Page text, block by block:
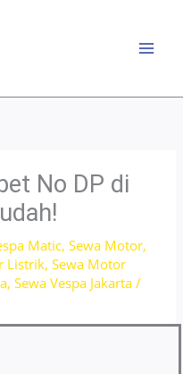
No DP di
Matic,Sewa Motor,
Listrik,Sewa Motor
,Sewa Vespa Jakarta /